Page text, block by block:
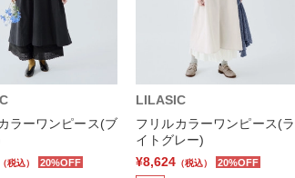
ラーワンピース(ブ
（税込） 20%OFF
LILASIC
フリルカラーワンピース(ラ
イトグレー)
¥8,624 （税込） 20%OFF